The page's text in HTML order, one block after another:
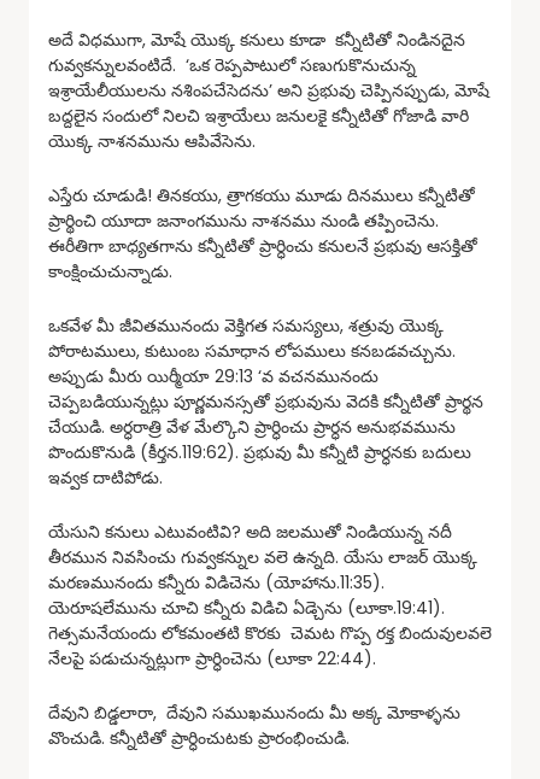
అదే విధముగా, మోషే యొక్క కనులు కూడా కన్నీటితో నిండినదైన
గువ్వకన్నులవంటిదే. ‘ఒక రెప్పపాటులో సణుగుకొనుచున్న
ఇశ్రాయేలీయులను నశింపచేసెదను’ అని ప్రభువు చెప్పినప్పుడు, మోషే
బద్దలైన సందులో నిలచి ఇశ్రాయేలు జనులకై కన్నీటితో గోజాడి వారి
యొక్క నాశనమును ఆపివేసెను.
ఎస్తేరు చూడుడి! తినకయు, త్రాగకయు మూడు దినములు కన్నీటితో
ప్రార్థించి యూదా జనాంగమును నాశనము నుండి తప్పించెను.
ఈరీతిగా బాధ్యతగాను కన్నీటితో ప్రార్ధించు కనులనే ప్రభువు ఆసక్తితో
కాంక్షించుచున్నాడు.
ఒకవేళ మీ జీవితమునందు వెక్తిగత సమస్యలు, శత్రువు యొక్క
పోరాటములు, కుటుంబ సమాధాన లోపములు కనబడవచ్చును.
అప్పుడు మీరు యిర్మీయా 29:13 ‘వ వచనమునందు
చెప్పబడియున్నట్లు పూర్ణమనస్సతో ప్రభువును వెదకి కన్నీటితో ప్రార్థన
చేయుడి. అర్ధరాత్రి వేళ మేల్కొని ప్రార్ధించు ప్రార్ధన అనుభవమును
పొందుకొనుడి (కీర్తన.119:62). ప్రభువు మీ కన్నీటి ప్రార్ధనకు బదులు
ఇవ్వక దాటిపోడు.
యేసుని కనులు ఎటువంటివి? అది జలముతో నిండియున్న నదీ
తీరమున నివసించు గువ్వకన్నుల వలె ఉన్నది. యేసు లాజర్ యొక్క
మరణమునందు కన్నీరు విడిచెను (యోహాను.11:35).
యెరూషలేమును చూచి కన్నీరు విడిచి ఏడ్చెను (లూకా.19:41).
గెత్సమనేయందు లోకమంతటి కొరకు చెమట గొప్ప రక్త బిందువులవలె
నేలపై పడుచున్నట్లుగా ప్రార్ధించెను (లూకా 22:44).
దేవుని బిడ్డలారా, దేవుని సముఖమునందు మీ అక్క మోకాళ్ళను
వొంచుడి. కన్నీటితో ప్రార్ధించుటకు ప్రారంభించుడి.